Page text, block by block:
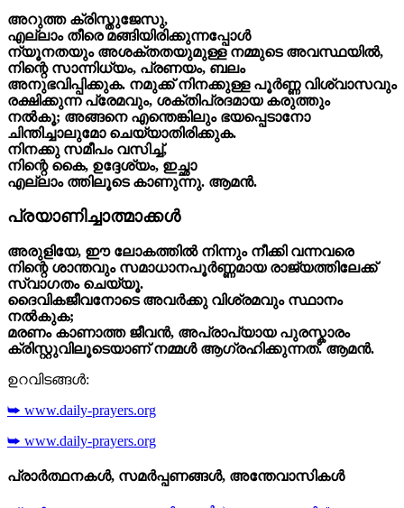
അറുത്ത ക്രിസ്തുജേസു,
എല്ലാം തീരെ മങ്ങിയിരിക്കുന്നപ്പോൾ
ന്യൂനതയും അശക്തതയുമുള്ള നമ്മുടെ അവസ്ഥയിൽ,
നിന്റെ സാന്നിധ്യം, പ്രണയം, ബലം
അനുഭവിപ്പിക്കുക. നമുക്ക് നിനക്കുള്ള പൂർണ്ണ വിശ്വാസവും
രക്ഷിക്കുന്ന പ്രേമവും, ശക്തിപ്രദമായ കരുത്തും
നൽകൂ; അങ്ങനെ എന്തെങ്കിലും ഭയപ്പെടാനോ
ചിന്തിച്ചാലുമോ ചെയ്യാതിരിക്കുക.
നിനക്കു സമീപം വസിച്ച്,
നിന്റെ കൈ, ഉദ്ദേശ്യം, ഇച്ഛാ
എല്ലാം ത്തിലൂടെ കാണുന്നു. ആമൻ.
പ്രയാണിച്ചാത്മാക്കൾ
അരുളിയേ, ഈ ലോകത്തിൽ നിന്നും നീക്കി വന്നവരെ
നിന്റെ ശാന്തവും സമാധാനപൂർണ്ണമായ രാജ്യത്തിലേക്ക്
സ്വാഗതം ചെയ്യൂ.
ദൈവികജീവനോടെ അവർക്കു വിശ്രമവും സ്ഥാനം
നൽകുക;
മരണം കാണാത്ത ജീവൻ, അപ്രാപ്‌യായ പുരസ്കാരം
ക്രിസ്റ്റുവിലൂടെയാണ് നമ്മൾ ആഗ്രഹിക്കുന്നത്. ആമൻ.
ഉറവിടങ്ങൾ:
➥ www.daily-prayers.org
➥ www.daily-prayers.org
പ്രാർത്ഥനകൾ, സമർപ്പണങ്ങൾ, അന്തേവാസികൾ